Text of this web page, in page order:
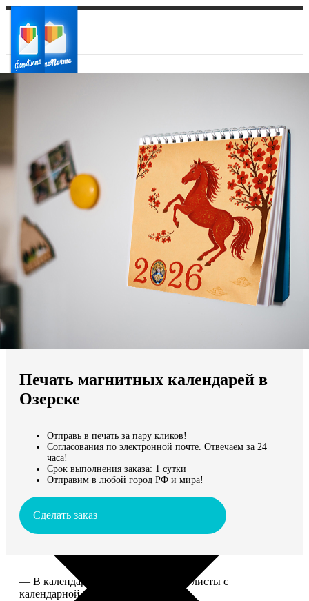
Ваш регион доставки
Выберите из списка:
Мы доставляем по всему миру
Продолжить без города
Печать магнитных календарей в
Озерске
Отправь в печать за пару кликов!
Согласования по электронной почте. Отвечаем за 24
часа!
Срок выполнения заказа: 1 сутки
Отправим в любой город РФ и мира!
Сделать заказ
— В календаре 13 листов: обложка+листы с
календарной сеткой.